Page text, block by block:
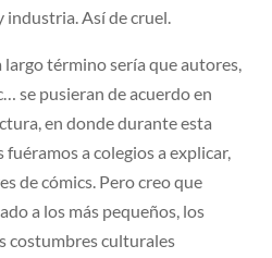
industria. Así de cruel.
término sería que autores,
se pusieran de acuerdo en
en donde durante esta
a colegios a explicar,
de cómics. Pero creo que
a los más pequeños, los
costumbres culturales